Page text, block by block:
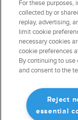
Business Aviation
International
For these purposes,
collected by or
replay, advertising,
limit cookie
necessary cookies
cookie preferences
By continuing to
and consent to the
Reject
essential